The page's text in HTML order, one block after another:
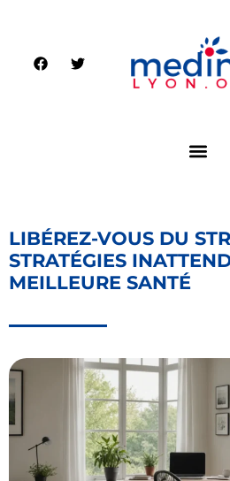
LIBÉREZ-VOUS DU
STRATÉGIES
MEILLEURE SANTÉ